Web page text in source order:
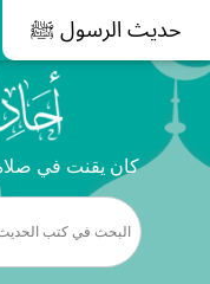
حديث الرسول ﷺ
كان يقنت في